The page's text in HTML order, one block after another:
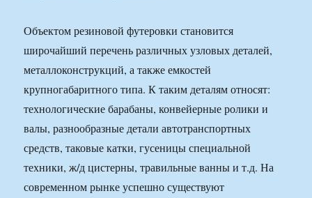
Объектом резиновой футеровки становится
широчайший перечень различных узловых деталей,
металлоконструкций, а также емкостей
крупногабаритного типа. К таким деталям относят:
технологические барабаны, конвейерные ролики и
валы, разнообразные детали автотранспортных
средств, таковые катки, гусеницы специальной
техники, ж/д цистерны, травильные ванны и т.д. На
современном рынке успешно существуют